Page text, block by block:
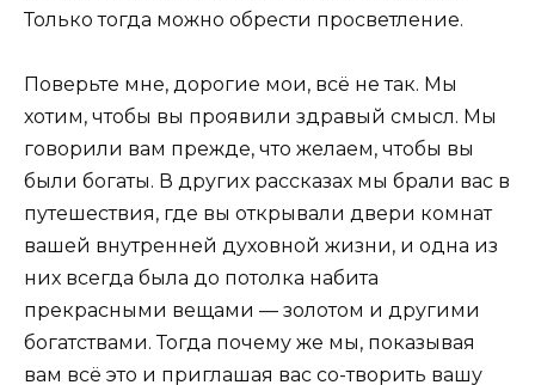
Только тогда можно обрести просветление.
Поверьте мне, дорогие мои, всё не так. Мы
хотим, чтобы вы проявили здравый смысл. Мы
говорили вам прежде, что желаем, чтобы вы
были богаты. В других рассказах мы брали вас в
путешествия, где вы открывали двери комнат
вашей внутренней духовной жизни, и одна из
них всегда была до потолка набита
прекрасными вещами — золотом и другими
богатствами. Тогда почему же мы, показывая
вам всё это и приглашая вас со-творить вашу